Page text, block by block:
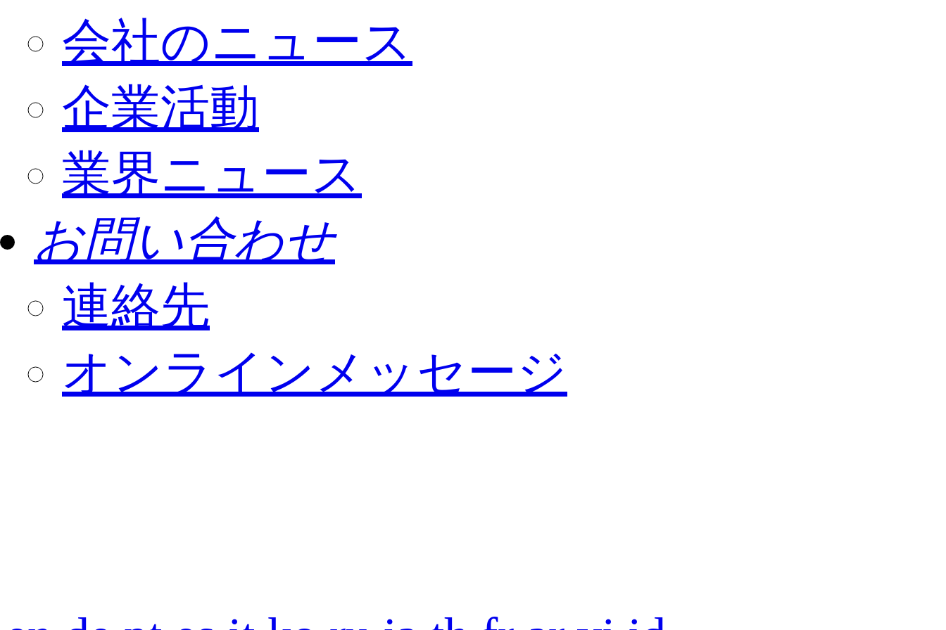
会社のニュース
企業活動
業界ニュース
お問い合わせ
連絡先
オンラインメッセージ